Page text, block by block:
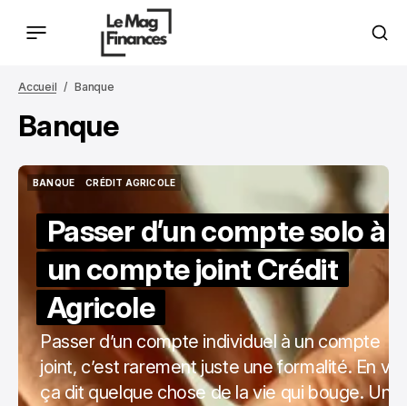
Accueil Banque
Banque
BANQUE
CRÉDIT AGRICOLE
Passer d’un compte solo à
un compte joint Crédit
Agricole
Passer d’un compte individuel à un compte
joint, c’est rarement juste une formalité. En
ça dit quelque chose de la vie qui bouge. Un